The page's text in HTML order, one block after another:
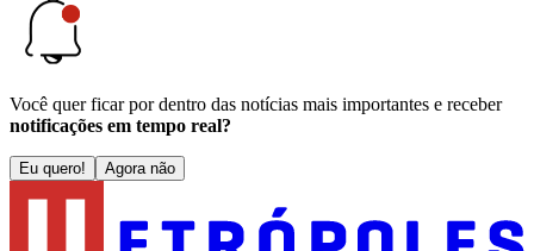
Você quer ficar por dentro das notícias mais importantes e receber
notificações em tempo real?
Eu quero! Agora não